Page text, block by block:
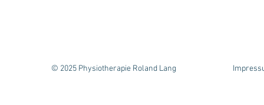
© 2025 Physiotherapie Roland Lang